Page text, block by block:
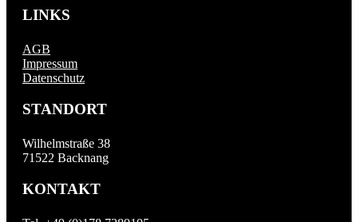
LINKS
AGB
Impressum
Datenschutz
STANDORT
Wilhelmstraße 38
71522 Backnang
KONTAKT